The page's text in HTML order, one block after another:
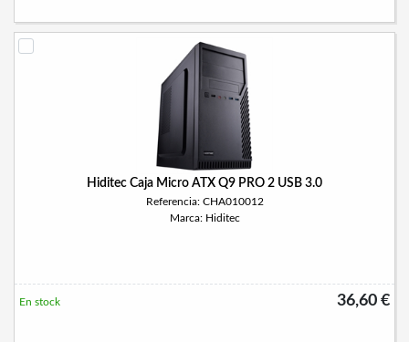
Hiditec Caja Micro ATX Q9 PRO 2 USB 3.0
Referencia: CHA010012
Marca: Hiditec
36,60 €
En stock